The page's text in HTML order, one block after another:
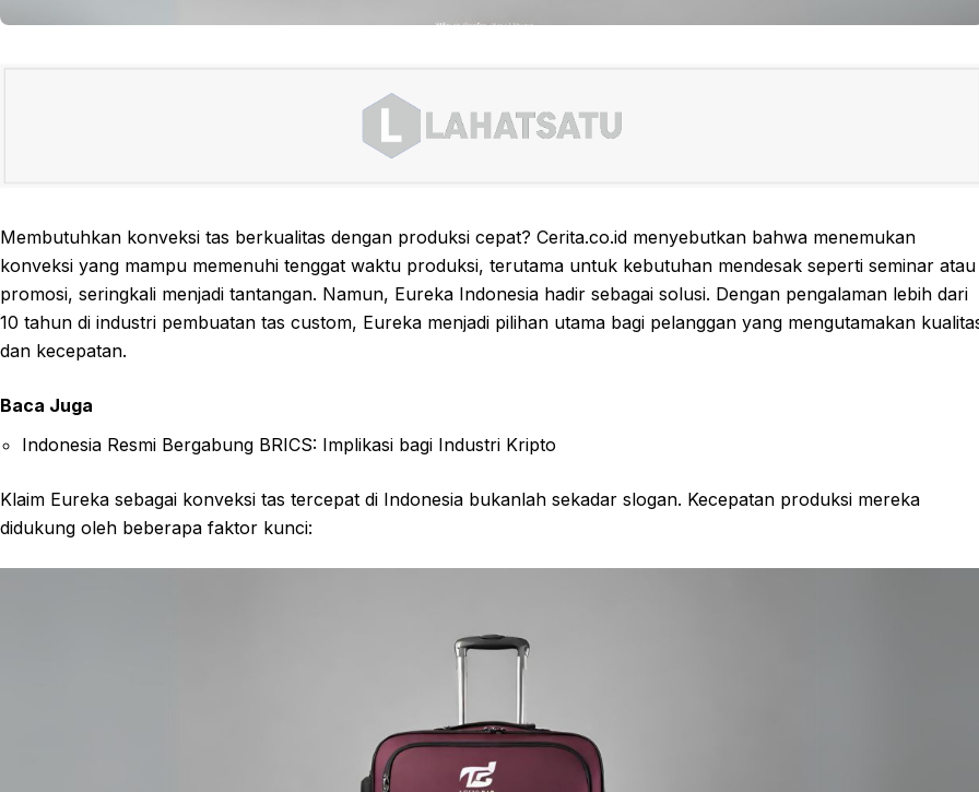
Membutuhkan konveksi tas berkualitas dengan produksi cepat? Cerita.co.id menyebutkan bahwa menemukan
konveksi yang mampu memenuhi tenggat waktu produksi, terutama untuk kebutuhan mendesak seperti seminar atau
promosi, seringkali menjadi tantangan. Namun, Eureka Indonesia hadir sebagai solusi. Dengan pengalaman lebih dari
10 tahun di industri pembuatan tas custom, Eureka menjadi pilihan utama bagi pelanggan yang mengutamakan
dan kecepatan.
Baca Juga
Indonesia Resmi Bergabung BRICS: Implikasi bagi Industri Kripto
Klaim Eureka sebagai konveksi tas tercepat di Indonesia bukanlah sekadar slogan. Kecepatan produksi mereka
didukung oleh beberapa faktor kunci: